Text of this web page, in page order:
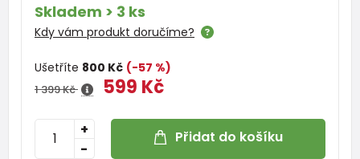
Skladem > 3 ks
Kdy vám produkt doručíme?
Ušetříte 800 Kč (-57 %)
1 399 Kč 599 Kč
-
+ Přidat do košíku